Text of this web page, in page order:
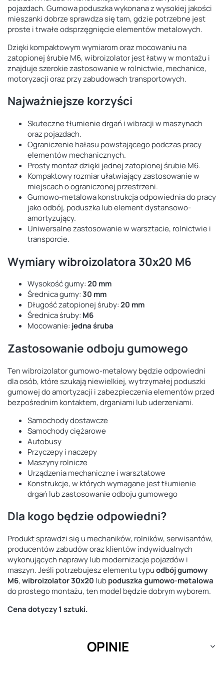
pojazdach. Gumowa poduszka wykonana z wysokiej jakości
mieszanki dobrze sprawdza się tam, gdzie potrzebne jest
proste i trwałe odsprzęgnięcie elementów metalowych.
Dzięki kompaktowym wymiarom oraz mocowaniu na
zatopionej śrubie M6, wibroizolator jest łatwy w montażu i
znajduje szerokie zastosowanie w rolnictwie, mechanice,
motoryzacji oraz przy zabudowach transportowych.
Najważniejsze korzyści
Skuteczne tłumienie drgań i wibracji w maszynach
oraz pojazdach.
Ograniczenie hałasu powstającego podczas pracy
elementów mechanicznych.
Prosty montaż dzięki jednej zatopionej śrubie M6.
Kompaktowy rozmiar ułatwiający zastosowanie w
miejscach o ograniczonej przestrzeni.
Gumowo-metalowa konstrukcja odpowiednia do pracy
jako odbój, poduszka lub element dystansowo-
amortyzujący.
Uniwersalne zastosowanie w warsztacie, rolnictwie i
transporcie.
Wymiary wibroizolatora 30x20 M6
Wysokość gumy:20 mm
Średnica gumy:30 mm
Długość zatopionej śruby:20 mm
Średnica śruby: M6
Mocowanie: jedna śruba
Zastosowanie odboju gumowego
Ten wibroizolator gumowo-metalowy będzie odpowiedni
dla osób, które szukają niewielkiej, wytrzymałej poduszki
gumowej do amortyzacji i zabezpieczenia elementów przed
bezpośrednim kontaktem, drganiami lub uderzeniami.
Samochody dostawcze
Samochody ciężarowe
Autobusy
Przyczepy i naczepy
Maszyny rolnicze
Urządzenia mechaniczne i warsztatowe
Konstrukcje, w których wymagane jest tłumienie
drgań lub zastosowanie odboju gumowego
Dla kogo będzie odpowiedni?
Produkt sprawdzi się u mechaników, rolników, serwisantów,
producentów zabudów oraz klientów indywidualnych
wykonujących naprawy lub modernizacje pojazdów i
maszyn. Jeśli potrzebujesz elementu typuodbój gumowy
M6,wibroizolator 30x20 lubpoduszka gumowo-metalowa
do prostego montażu, ten model będzie dobrym wyborem.
Cena dotyczy 1 sztuki.
OPINIE